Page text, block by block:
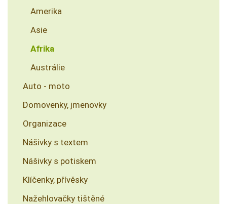
Amerika
Asie
Afrika
Austrálie
Auto - moto
Domovenky, jmenovky
Organizace
Nášivky s textem
Nášivky s potiskem
Klíčenky, přívěsky
Nažehlovačky tištěné